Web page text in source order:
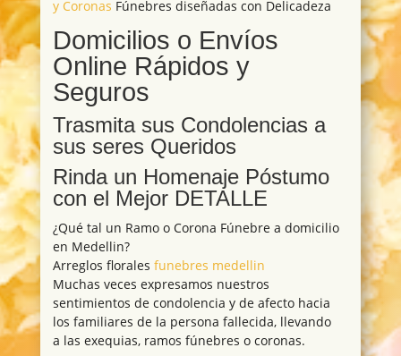
y Coronas Fúnebres diseñadas con Delicadeza
Domicilios o Envíos
Online Rápidos y
Seguros
Trasmita sus Condolencias a
sus seres Queridos
Rinda un Homenaje Póstumo
con el Mejor DETALLE
¿Qué tal un Ramo o Corona Fúnebre a domicilio
en Medellin?
Arreglos florales funebres medellin
Muchas veces expresamos nuestros
sentimientos de condolencia y de afecto hacia
los familiares de la persona fallecida, llevando
a las exequias, ramos fúnebres o coronas.